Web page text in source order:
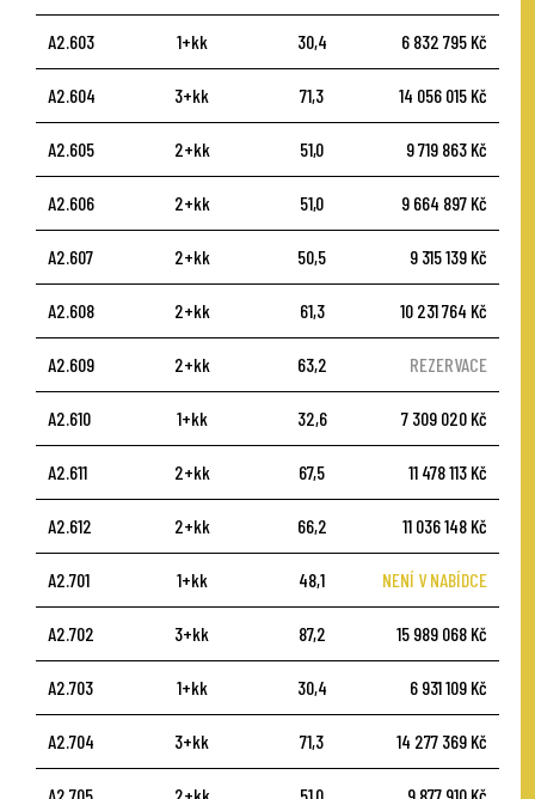
A2.603 1+kk 30,4 6 832 795 Kč
A2.604 3+kk 71,3 14 056 015 Kč
A2.605 2+kk 51,0 9 719 863 Kč
A2.606 2+kk 51,0 9 664 897 Kč
A2.607 2+kk 50,5 9 315 139 Kč
A2.608 2+kk 61,3 10 231 764 Kč
A2.609 2+kk 63,2 REZERVACE
A2.610 1+kk 32,6 7 309 020 Kč
A2.611 2+kk 67,5 11 478 113 Kč
A2.612 2+kk 66,2 11 036 148 Kč
A2.701 1+kk 48,1 NENÍ V NABÍDCE
A2.702 3+kk 87,2 15 989 068 Kč
A2.703 1+kk 30,4 6 931 109 Kč
A2.704 3+kk 71,3 14 277 369 Kč